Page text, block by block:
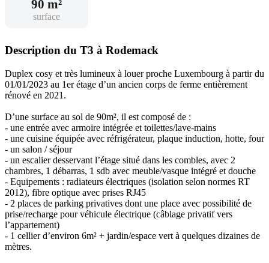
90 m²
surface
Description du T3 à Rodemack
Duplex cosy et très lumineux à louer proche Luxembourg à partir du
01/01/2023 au 1er étage d’un ancien corps de ferme entièrement
rénové en 2021.
D’une surface au sol de 90m², il est composé de :
- une entrée avec armoire intégrée et toilettes/lave-mains
- une cuisine équipée avec réfrigérateur, plaque induction, hotte, four
- un salon / séjour
- un escalier desservant l’étage situé dans les combles, avec 2
chambres, 1 débarras, 1 sdb avec meuble/vasque intégré et douche
- Equipements : radiateurs électriques (isolation selon normes RT
2012), fibre optique avec prises RJ45
- 2 places de parking privatives dont une place avec possibilité de
prise/recharge pour véhicule électrique (câblage privatif vers
l’appartement)
- 1 cellier d’environ 6m² + jardin/espace vert à quelques dizaines de
mètres.